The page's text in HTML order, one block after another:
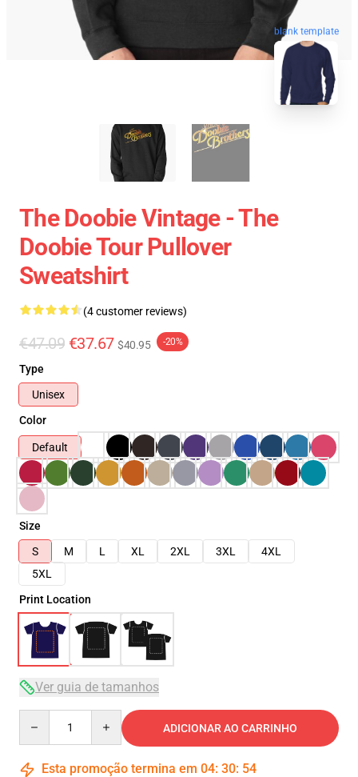
blank template
The Doobie Vintage - The
Doobie Tour Pullover
Sweatshirt
(4 customer reviews)
€47.09 €37.67 $40.95 -20%
Type
Unisex
Color
Default
Size
S
M L XL 2XL 3XL
4XL
5XL
Print Location
Ver guia de tamanhos
ADICIONAR AO CARRINHO
Esta promoção termina em 04: 30: 54